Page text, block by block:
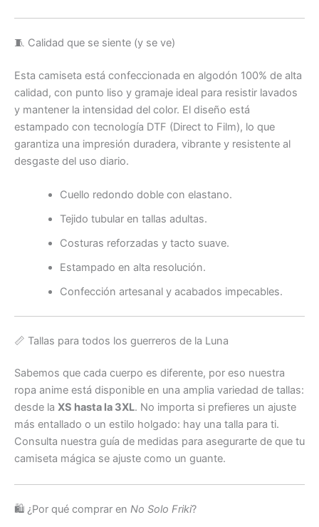
🧵 Calidad que se siente (y se ve)
Esta camiseta está confeccionada en algodón 100% de alta
calidad, con punto liso y gramaje ideal para resistir lavados
y mantener la intensidad del color. El diseño está
estampado con tecnología DTF (Direct to Film), lo que
garantiza una impresión duradera, vibrante y resistente al
desgaste del uso diario.
Cuello redondo doble con elastano.
Tejido tubular en tallas adultas.
Costuras reforzadas y tacto suave.
Estampado en alta resolución.
Confección artesanal y acabados impecables.
📏 Tallas para todos los guerreros de la Luna
Sabemos que cada cuerpo es diferente, por eso nuestra
ropa anime está disponible en una amplia variedad de tallas:
desde la XS hasta la 3XL. No importa si prefieres un ajuste
más entallado o un estilo holgado: hay una talla para ti.
Consulta nuestra guía de medidas para asegurarte de que tu
camiseta mágica se ajuste como un guante.
🛍️ ¿Por qué comprar en No Solo Friki?